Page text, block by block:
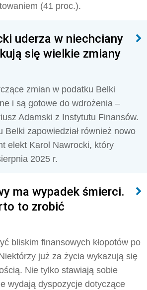
(41 proc.).
uderza w niechciany
się wielkie zmiany
zmian w podatku Belki
i są gotowe do wdrożenia –
Adamski z Instytutu Finansów.
Belki zapowiedział również nowo
elekt Karol Nawrocki, który
2025 r.
ma wypadek śmierci.
to zrobić
bliskim finansowych kłopotów po
już za życia wykazują się
Nie tylko stawiają sobie
wydają dyspozycje dotyczące